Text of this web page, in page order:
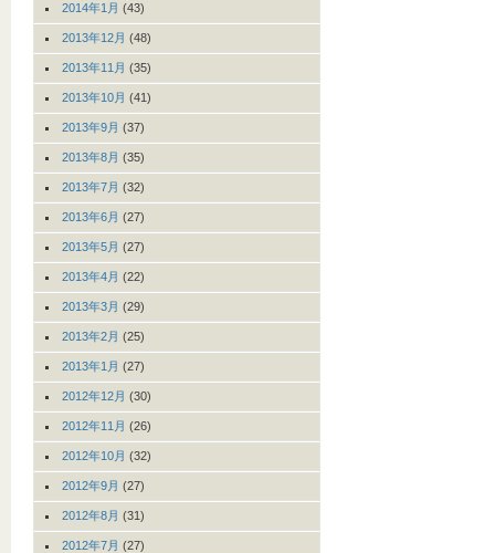
2014年1月 (43)
2013年12月 (48)
2013年11月 (35)
2013年10月 (41)
2013年9月 (37)
2013年8月 (35)
2013年7月 (32)
2013年6月 (27)
2013年5月 (27)
2013年4月 (22)
2013年3月 (29)
2013年2月 (25)
2013年1月 (27)
2012年12月 (30)
2012年11月 (26)
2012年10月 (32)
2012年9月 (27)
2012年8月 (31)
2012年7月 (27)